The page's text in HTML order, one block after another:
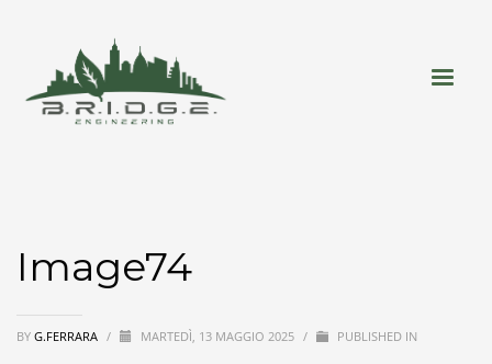
Image74
BY G.FERRARA / MARTEDÌ, 13 MAGGIO 2025 / PUBLISHED IN